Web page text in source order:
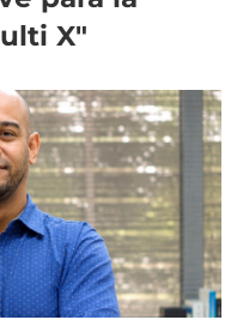
X"